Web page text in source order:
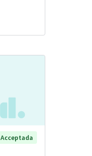
Acceptada